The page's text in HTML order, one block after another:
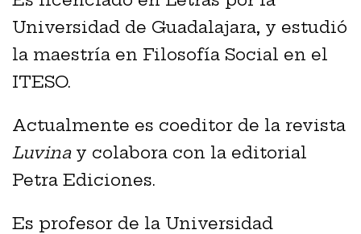
Universidad de Guadalajara, y estudió
la maestría en Filosofía Social en el
ITESO.
Actualmente es coeditor de la revista
Luvinay colabora con la editorial
Petra Ediciones.
Es profesor de la Universidad